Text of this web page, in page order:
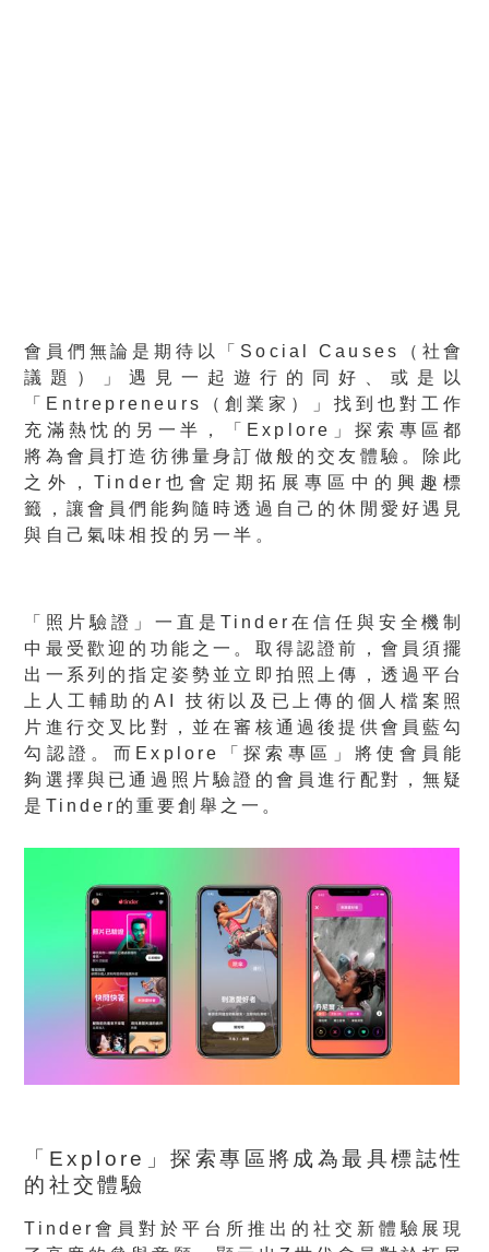
會員們無論是期待以「Social Causes（社會
議題）」遇見一起遊行的同好、或是以
「Entrepreneurs（創業家）」找到也對工作
充滿熱忱的另一半，「Explore」探索專區都
將為會員打造彷彿量身訂做般的交友體驗。除此
之外，Tinder也會定期拓展專區中的興趣標
籤，讓會員們能夠隨時透過自己的休閒愛好遇見
與自己氣味相投的另一半。
「照片驗證」一直是Tinder在信任與安全機制
中最受歡迎的功能之一。取得認證前，會員須擺
出一系列的指定姿勢並立即拍照上傳，透過平台
上人工輔助的AI 技術以及已上傳的個人檔案照
片進行交叉比對，並在審核通過後提供會員藍勾
勾認證。而Explore「探索專區」將使會員能
夠選擇與已通過照片驗證的會員進行配對，無疑
是Tinder的重要創舉之一。
「 Explore 」探索專區將成為最具標誌性
的社交體驗
Tinder會員對於平台所推出的社交新體驗展現